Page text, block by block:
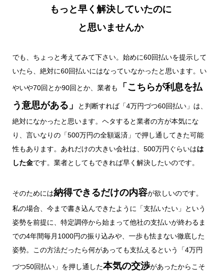
もっと早く解決していたのに
と思いませんか
でも、ちょっと考えてみて下さい。始めに60回払いを提示して
いたら、絶対に60回払いにはなっていなかったと思います。い
やいや70回とか90回とか、業者も
「こちらが利息を払
う意思がある」
と判断すれば「4万円づつ60回払い」は、
絶対になかったと思います。ヘタすると業者の方が本気にな
り、言いなりの「500万円の全額返済」で押し通してきた可能
性もあります。あれだけの大きい会社は、500万円ぐらいはは
した金です。業者としてもできれば早く解決したいのです。
そのためには納得できるだけの内容が欲しいのです。
私の場合、今まで書き込んできたように「支払いたい」という
姿勢を前提に、特定調停から始まって他社の支払いが終わるま
での4年間毎月1000円の振り込みや、一歩も怯まない徹底した
姿勢。この方法だったら何があっても支払えるという「4万円
づつ50回払い」を押し通した本気の交渉があったからこそ